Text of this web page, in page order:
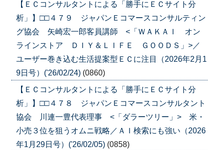
【ＥＣコンサルタントによる「勝手にＥＣサイト分
析」】□□４７９ ジャパンＥコマースコンサルティン
グ協会 矢崎宏一郎客員講師 <「ＷＡＫＡＩ オン
ラインストア ＤＩＹ＆ＬＩＦＥ ＧＯＯＤＳ」>／
ユーザー巻き込む生活提案型ＥＣに注目（2026年2月1
9日号）('26/02/24) (0860)
【ＥＣコンサルタントによる「勝手にＥＣサイト分
析」】□□４７８ ジャパンＥコマースコンサルタント
協会 川連一豊代表理事 <「ダラーツリー」> 米・
小売３位を狙うオムニ戦略／ＡＩ検索にも強い（2026
年1月29日号）('26/02/05) (0858)